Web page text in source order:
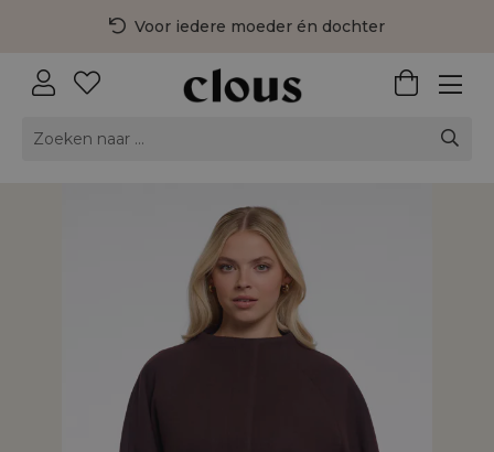
Voor iedere moeder én dochter
3 fysieke winkels in Nederland